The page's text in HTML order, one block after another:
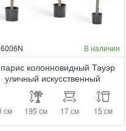
В наличии
колонновидный Тауэр
уличный искусственный
см 195 см 17 см 15 см